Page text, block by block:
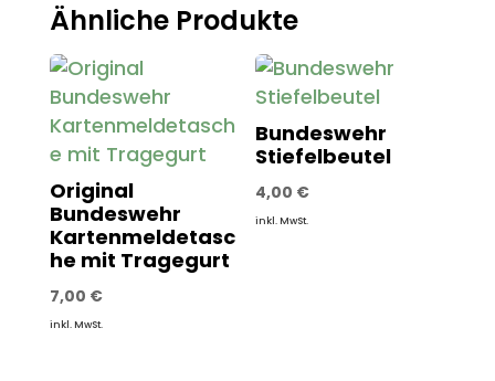
Ähnliche Produkte
Original
Bundeswehr
Kartenmeldetasc
he mit Tragegurt
7,00 €
inkl. MwSt.
Bundeswehr
Stiefelbeutel
4,00 €
inkl. MwSt.